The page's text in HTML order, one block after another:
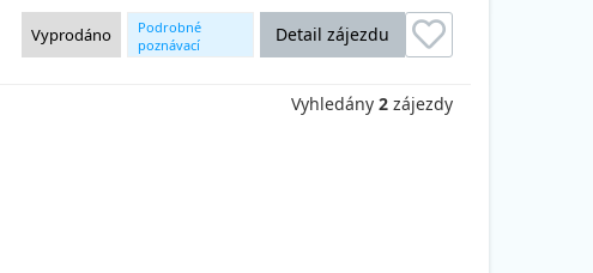
Detail zájezdu
Podrobné
poznávací
Vyprodáno
Vyhledány 2 zájezdy